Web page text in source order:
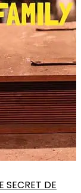
SECRET DE